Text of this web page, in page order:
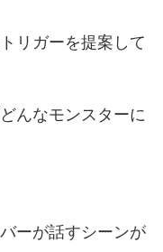
リガーを提案して
んなモンスターに
ーが話すシーンが